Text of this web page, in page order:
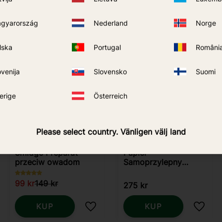
Nederland Norge
Portugal
Slovensko Suomi
Österreich
Please select country. Vänligen välj land
do ulubionych
Smidge Preparat
przeciw owadom
99kr149kr
Dodaj do ulubionych
KUP
Papier
Samoprzylepny
275 kr
KUP